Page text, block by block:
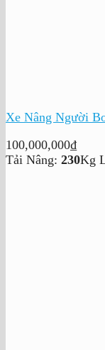
Xe Nâng Người
100,000,000₫
Tải Nâng: 230Kg